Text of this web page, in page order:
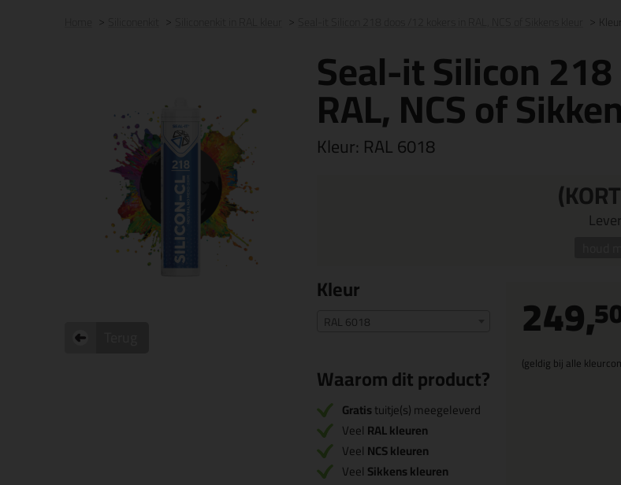
Seal-it Silicon
RAL, NCS of
Kleur: RAL 6018
Kleur
RAL 6018
Waarom dit product?
Gratistuitje(s) meegeleverd
Veel RAL kleuren
Veel NCS kleuren
Veel Sikkens kleuren
249,
(geldig bij alle